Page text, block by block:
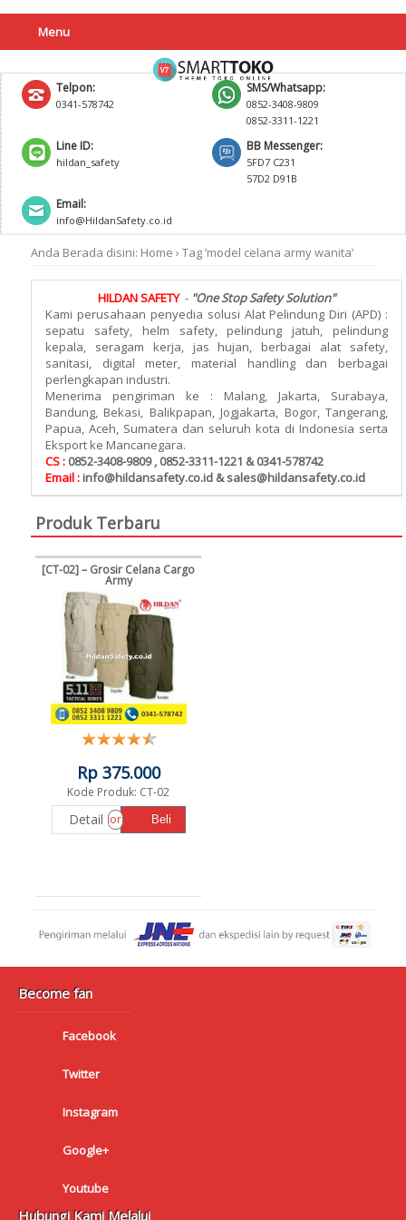
Menu
Telpon:
0341-578742
SMS/Whatsapp:
0852-3408-9809
0852-3311-1221
Line ID:
hildan_safety
BB Messenger:
5FD7 C231
57D2 D91B
Email:
info@HildanSafety.co.id
Anda Berada disini: Home › Tag ‘model celana army wanita’
HILDAN SAFETY- "One Stop Safety Solution"
Kami perusahaan penyedia solusi Alat Pelindung Diri (APD) :
sepatu safety, helm safety, pelindung jatuh, pelindung
kepala, seragam kerja, jas hujan, berbagai alat safety,
sanitasi, digital meter, material handling dan berbagai
perlengkapan industri.
Menerima pengiriman ke : Malang, Jakarta, Surabaya,
Bandung, Bekasi, Balikpapan, Jogjakarta, Bogor, Tangerang,
Papua, Aceh, Sumatera dan seluruh kota di Indonesia serta
Eksport ke Mancanegara.
CS : 0852-3408-9809 , 0852-3311-1221 & 0341-578742
Email : info@hildansafety.co.id & sales@hildansafety.co.id
Produk Terbaru
[CT-02] – Grosir Celana Cargo
Army
Rp 375.000
Kode Produk: CT-02
Detail or Beli
Become fan
Facebook
Twitter
Instagram
Google+
Youtube
Hubungi Kami Melalui